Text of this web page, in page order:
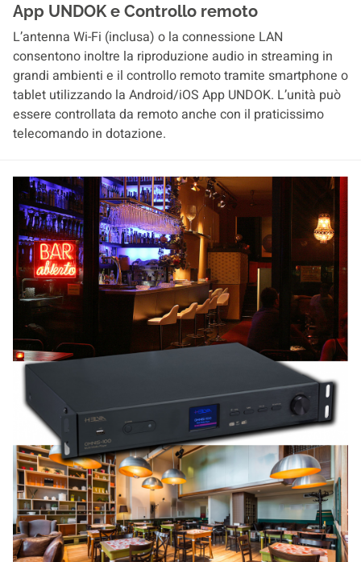
App UNDOK e Controllo remoto
L’antenna Wi-Fi (inclusa) o la connessione LAN
consentono inoltre la riproduzione audio in streaming in
grandi ambienti e il controllo remoto tramite smartphone o
tablet utilizzando la Android/iOS App UNDOK. L’unità può
essere controllata da remoto anche con il praticissimo
telecomando in dotazione.